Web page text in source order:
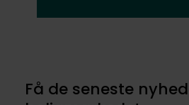
Få de seneste